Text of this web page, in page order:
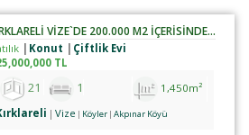
KIRKLARELİ VİZE`DE 200.000 M2 İÇERİSİNDE SATILIK ÇİFTLİK
Konut
Çiftlik Evi
TL
1,450m²
21 1
Vize Köyler Akpınar Köyü